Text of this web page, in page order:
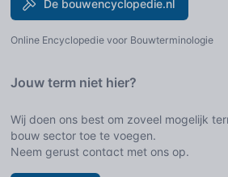
De bouwencyclopedie.nl
Online Encyclopedie voor Bouwterminologie
Jouw term niet hier?
Wij doen ons best om zoveel mogelijk
bouw sector toe te voegen.
Neem gerust contact met ons op.